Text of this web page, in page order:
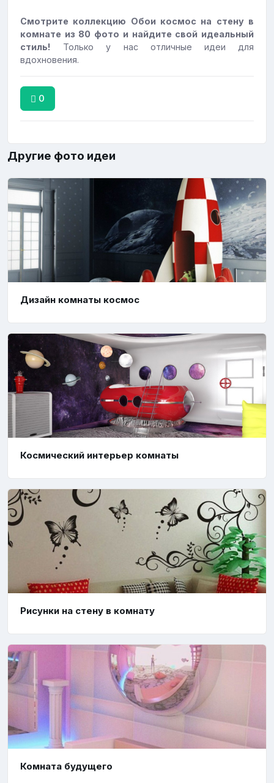
Смотрите коллекцию Обои космос на стену в
комнате из 80 фото и найдите свой идеальный
стиль!
Только у нас отличные идеи для
вдохновения.
0
Другие фото идеи
Дизайн комнаты космос
Космический интерьер комнаты
Рисунки на стену в комнату
Комната будущего